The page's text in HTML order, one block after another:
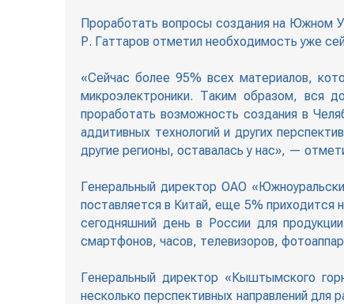
Проработать вопросы создания на Южном
Р. Гаттаров отметил необходимость уже
«Сейчас более 95% всех материалов,
микроэлектроники. Таким образом, вся
проработать возможность создания в
аддитивных технологий и других
другие регионы, оставалась у нас», —
Генеральный директор ОАО
поставляется в Китай, еще 5%
сегодняшний день в России для
смартфонов, часов, телевизоров,
Генеральный директор «Кыштымского
несколько перспективных направлений для